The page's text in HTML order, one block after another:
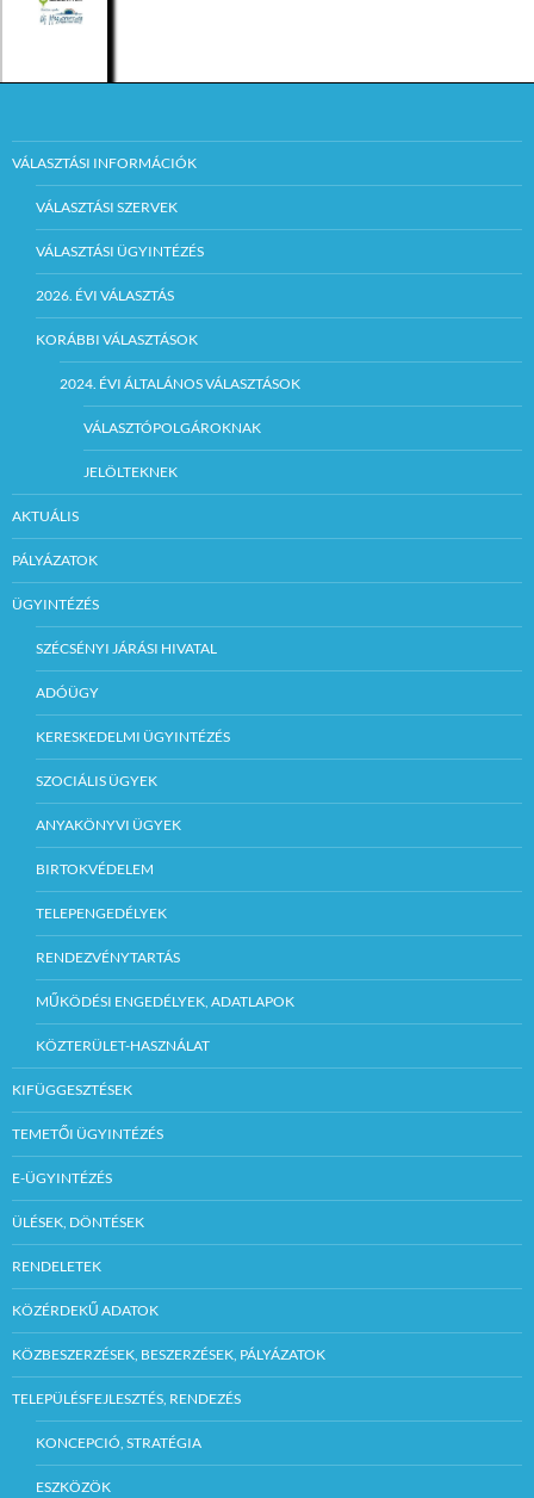
VÁLASZTÁSI INFORMÁCIÓK
VÁLASZTÁSI SZERVEK
VÁLASZTÁSI ÜGYINTÉZÉS
2026. ÉVI VÁLASZTÁS
KORÁBBI VÁLASZTÁSOK
2024. ÉVI ÁLTALÁNOS VÁLASZTÁSOK
VÁLASZTÓPOLGÁROKNAK
JELÖLTEKNEK
AKTUÁLIS
PÁLYÁZATOK
ÜGYINTÉZÉS
SZÉCSÉNYI JÁRÁSI HIVATAL
ADÓÜGY
KERESKEDELMI ÜGYINTÉZÉS
SZOCIÁLIS ÜGYEK
ANYAKÖNYVI ÜGYEK
BIRTOKVÉDELEM
TELEPENGEDÉLYEK
RENDEZVÉNYTARTÁS
MŰKÖDÉSI ENGEDÉLYEK, ADATLAPOK
KÖZTERÜLET-HASZNÁLAT
KIFÜGGESZTÉSEK
TEMETŐI ÜGYINTÉZÉS
E-ÜGYINTÉZÉS
ÜLÉSEK, DÖNTÉSEK
RENDELETEK
KÖZÉRDEKŰ ADATOK
KÖZBESZERZÉSEK, BESZERZÉSEK, PÁLYÁZATOK
TELEPÜLÉSFEJLESZTÉS, RENDEZÉS
KONCEPCIÓ, STRATÉGIA
ESZKÖZÖK